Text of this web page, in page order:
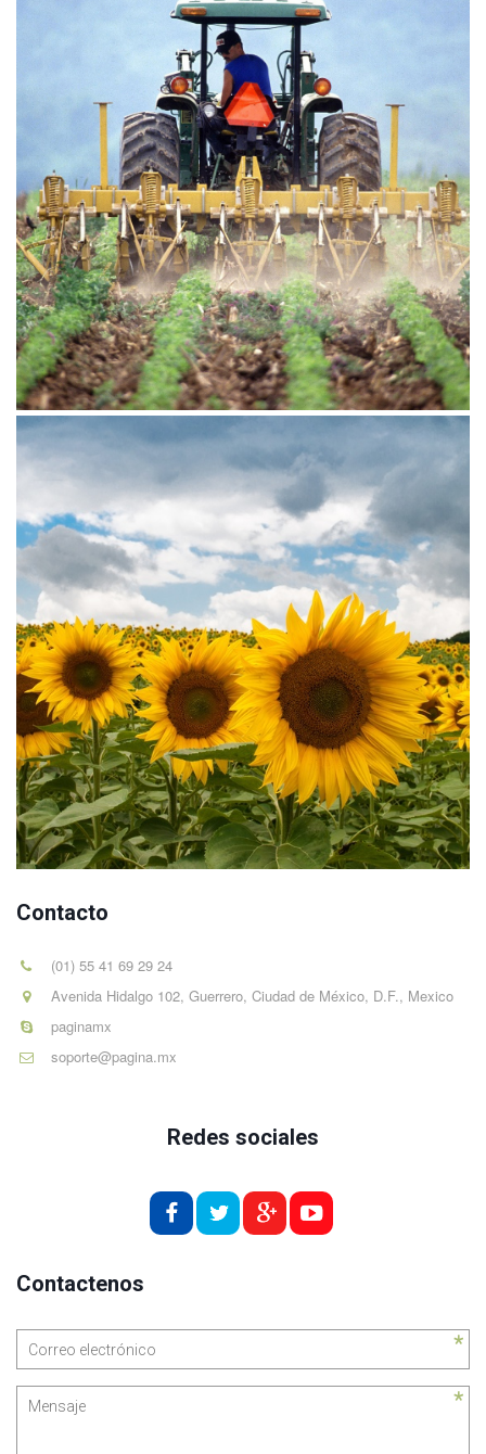
Contacto
(01) 55 41 69 29 24
Avenida Hidalgo 102, Guerrero, Ciudad de México, D.F., Mexico
paginamx
soporte@pagina.mx
Redes sociales
Contactenos